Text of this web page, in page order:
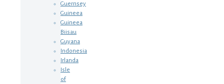
Guernsey
Guineea
Guineea
Biisau
Guyana
Indonesia
Irlanda
Isle
of